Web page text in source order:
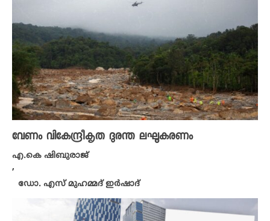
വേണം വികേന്ദ്രീകൃത ദുരന്ത ലഘൂകരണം
എ.കെ ഷിബുരാജ്
,
ഡോ. എസ് മുഹമ്മദ് ഇർഷാദ്